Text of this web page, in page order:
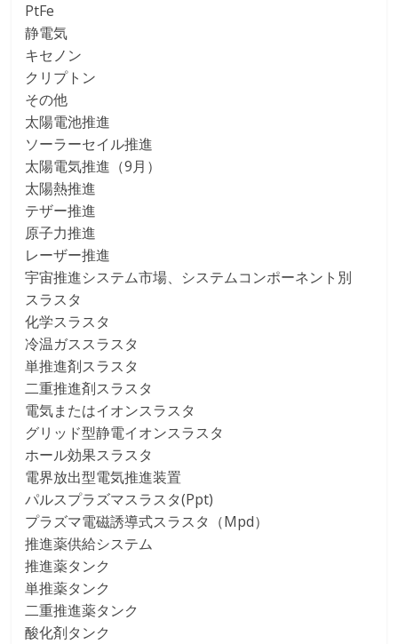
PtFe
静電気
キセノン
クリプトン
その他
太陽電池推進
ソーラーセイル推進
太陽電気推進（9月）
太陽熱推進
テザー推進
原子力推進
レーザー推進
宇宙推進システム市場、システムコンポーネント別
スラスタ
化学スラスタ
冷温ガススラスタ
単推進剤スラスタ
二重推進剤スラスタ
電気またはイオンスラスタ
グリッド型静電イオンスラスタ
ホール効果スラスタ
電界放出型電気推進装置
パルスプラズマスラスタ(Ppt)
プラズマ電磁誘導式スラスタ（Mpd）
推進薬供給システム
推進薬タンク
単推薬タンク
二重推進薬タンク
酸化剤タンク